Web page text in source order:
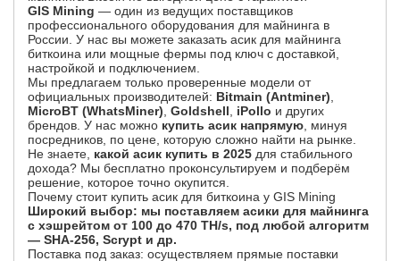
GIS Mining — один из ведущих поставщиков
профессионального оборудования для майнинга в
России. У нас вы можете заказать асик для майнинга
биткоина или мощные фермы под ключ с доставкой,
настройкой и подключением.
Мы предлагаем только проверенные модели от
официальных производителей: Bitmain (Antminer)
MicroBT (WhatsMiner) Goldshell iPollo и других
брендов. У нас можно купить асик напрямую , минуя
посредников, по цене, которую сложно найти на рынке.
Не знаете, какой асик купить в 2025 для стабильного
дохода? Мы бесплатно проконсультируем и подберём
решение, которое точно окупится.
Почему стоит купить асик для биткоина у GIS Mining
Широкий выбор: мы поставляем асики для майнинга
с хэшрейтом от 100 до 470 TH/s, под любой алгоритм
— SHA-256, Scrypt и др.
Поставка под заказ: осуществляем прямые поставки